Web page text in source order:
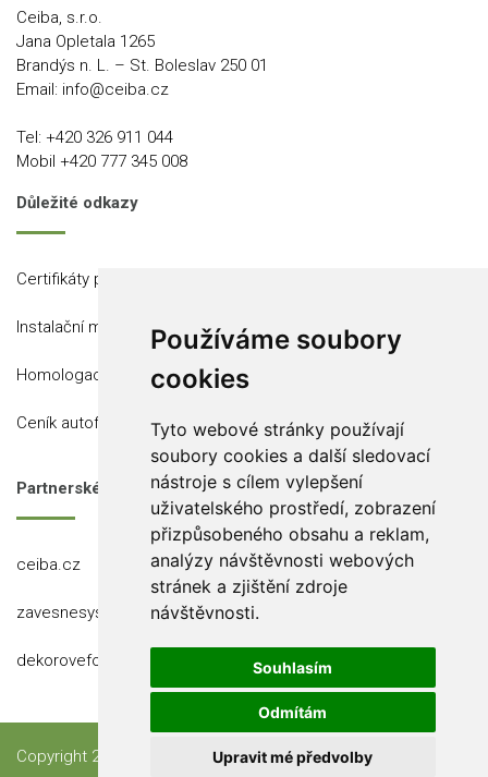
Používáme soubory
cookies
Tyto webové stránky používají
soubory cookies a další sledovací
nástroje s cílem vylepšení
uživatelského prostředí, zobrazení
přizpůsobeného obsahu a reklam,
analýzy návštěvnosti webových
stránek a zjištění zdroje
návštěvnosti.
Souhlasím
Odmítám
Upravit mé předvolby
Ceiba, s.r.o.
Jana Opletala 1265
Brandýs n. L. – St. Boleslav 250 01
Email: info@ceiba.cz
Tel: +420 326 911 044
Mobil +420 777 345 008
Důležité odkazy
Certifikáty produktů
Instalační místa
Homologace
Ceník autofólií
Partnerské stránky
ceiba.cz
zavesnesystemy.cz
dekorovefolie.cz
Copyright 2023 Ceiba, s.r.o.